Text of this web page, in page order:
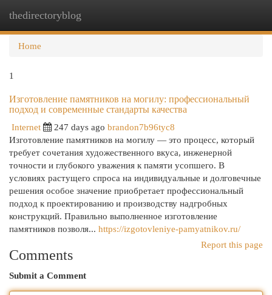
thedirectoryblog
Home
1
Изготовление памятников на могилу: профессиональный
подход и современные стандарты качества
Internet
247 days ago brandon7b96tyc8
Изготовление памятников на могилу — это процесс, который
требует сочетания художественного вкуса, инженерной
точности и глубокого уважения к памяти усопшего. В
условиях растущего спроса на индивидуальные и долговечные
решения особое значение приобретает профессиональный
подход к проектированию и производству надгробных
конструкций. Правильно выполненное изготовление
памятников позволя... https://izgotovleniye-pamyatnikov.ru/
Report this page
Comments
Submit a Comment